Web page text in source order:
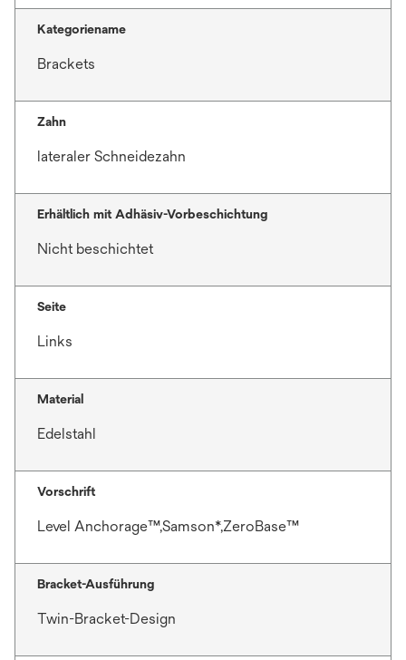
Kategoriename
Brackets
Zahn
lateraler Schneidezahn
Erhältlich mit Adhäsiv-Vorbeschichtung
Nicht beschichtet
Seite
Links
Material
Edelstahl
Vorschrift
Level Anchorage™,Samson*,ZeroBase™
Bracket-Ausführung
Twin-Bracket-Design